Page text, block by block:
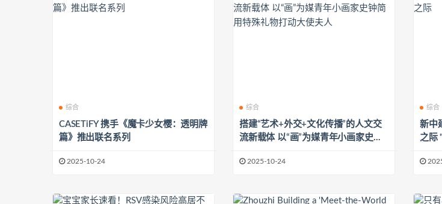
综合
CASETiFY 携手《魔卡少女樱：透明牌
篇》推出联名系列
2025-10-24
综合
搭建“艺术+外交+文化传播”的人文交
流新载体 以“画”为媒青年小画家史钟
2025-10-24
综合
新中
之际